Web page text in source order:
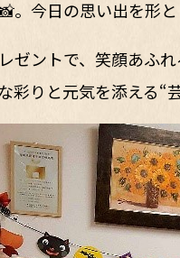
。今日の思い出を形と
ゼントで、笑顔あふれ
彩りと元気を添える“